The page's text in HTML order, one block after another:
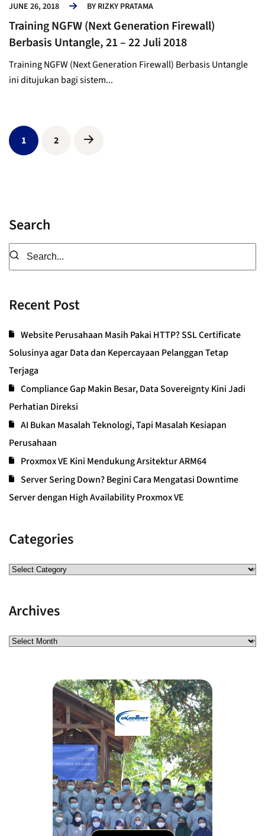
JUNE 26, 2018 BY RIZKY PRATAMA
Training NGFW (Next Generation Firewall)
Berbasis Untangle, 21 – 22 Juli 2018
Training NGFW (Next Generation Firewall) Berbasis Untangle
ini ditujukan bagi sistem...
1 2
Search
Recent Post
Website Perusahaan Masih Pakai HTTP? SSL Certificate
Solusinya agar Data dan Kepercayaan Pelanggan Tetap
Terjaga
Compliance Gap Makin Besar, Data Sovereignty Kini Jadi
Perhatian Direksi
AI Bukan Masalah Teknologi, Tapi Masalah Kesiapan
Perusahaan
Proxmox VE Kini Mendukung Arsitektur ARM64
Server Sering Down? Begini Cara Mengatasi Downtime
Server dengan High Availability Proxmox VE
Categories
Archives